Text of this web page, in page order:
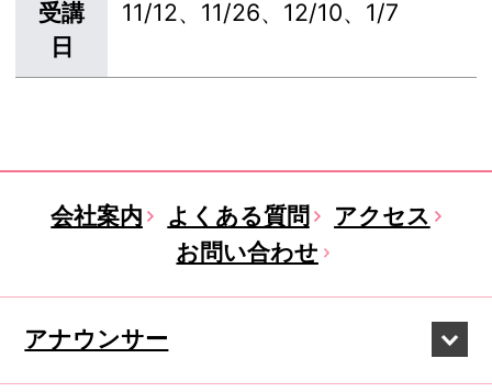
受講
日
11/12、11/26、12/10、1/7
会社案内 よくある質問
アクセス
お問い合わせ
アナウンサー